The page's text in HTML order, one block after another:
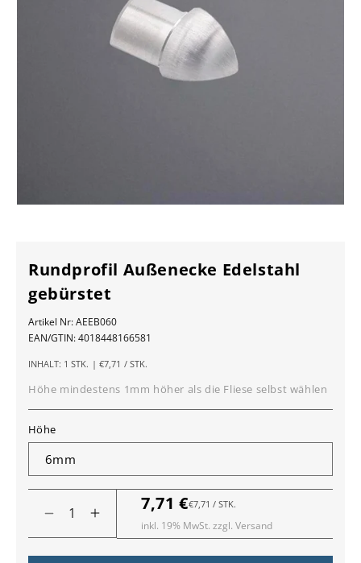
Rundprofil Außenecke Edelstahl
gebürstet
Artikel Nr:AEEB060
EAN/GTIN:4018448166581
GRUNDPREIS
INHALT: 1 STK. | €7,71 / PRO
STK.
Höhe mindestens 1mm höher als die Fliese selbst wählen
Höhe
Verringere
die
Menge
Erhöhe
die
Menge
Normaler
Preis
7,71 €GRUNDPREIS
€7,71 / PRO
STK.
inkl. 19% MwSt. zzgl. Versand